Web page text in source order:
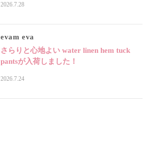
2026.7.28
evam eva
さらりと心地よい water linen hem tuck
pantsが入荷しました！
2026.7.24